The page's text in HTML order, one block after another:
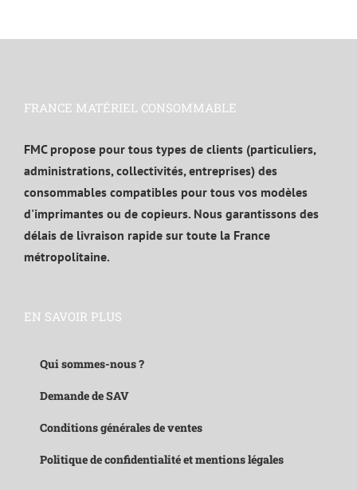
FRANCE MATÉRIEL CONSOMMABLE
FMC propose pour tous types de clients (particuliers,
administrations, collectivités, entreprises) des
consommables compatibles pour tous vos modèles
d'imprimantes ou de copieurs. Nous garantissons des
délais de livraison rapide sur toute la France
métropolitaine.
EN SAVOIR PLUS
Qui sommes-nous ?
Demande de SAV
Conditions générales de ventes
Politique de confidentialité et mentions légales